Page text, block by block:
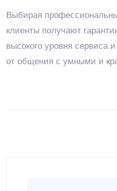
Выбирая
клиенты получают
высокого уровня сервиса
от общения с умными и